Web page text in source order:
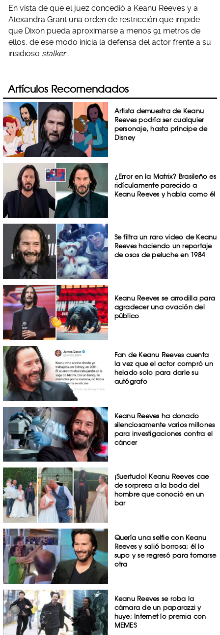
En vista de que el juez concedió a Keanu Reeves y a
Alexandra Grant una orden de restricción que impide
que Dixon pueda aproximarse a menos 91 metros de
ellos, de ese modo inicia la defensa del actor frente a su
insidioso stalker .
Artículos Recomendados
Artista demuestra de Keanu
Reeves podría ser cualquier
personaje, hasta príncipe de
Disney
¿Error en la Matrix? Brasileño es
ridículamente parecido a
Keanu Reeves y habla como él
Se filtra un raro video de Keanu
Reeves haciendo un reportaje
de osos de peluche en 1984
Keanu Reeves se arrodilla para
agradecer una ovación del
público
Fan de Keanu Reeves cuenta
la vez que el actor compró un
helado solo para darle su
autógrafo
Keanu Reeves ha donado
silenciosamente varios millones
para investigaciones contra el
cáncer
¡Suertudo! Keanu Reeves cae
de sorpresa a la boda del
hombre que conoció en un
bar
Quería una selfie con Keanu
Reeves y salió borrosa; él lo
supo y se regresó para tomarse
otra
Keanu Reeves se roba la
cámara de un paparazzi y
huye; Internet lo premia con
MEMES